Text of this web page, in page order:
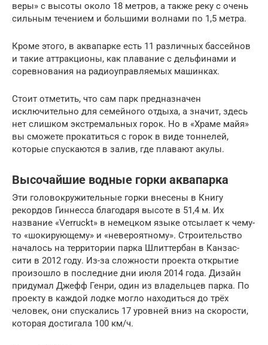
веры» с высоты около 18 метров, а также реку с очень
сильным течением и большими волнами по 1,5 метра.
Кроме этого, в аквапарке есть 11 различных бассейнов
и такие аттракционы, как плавание с дельфинами и
соревнования на радиоуправляемых машинках.
Стоит отметить, что сам парк предназначен
исключительно для семейного отдыха, а значит, здесь
нет слишком экстремальных горок. Но в «Храме майя»
вы сможете прокатиться с горок в виде тоннелей,
которые спускаются в залив, где плавают акулы.
Высочайшие водные горки аквапарка
Эти головокружительные горки внесены в Книгу
рекордов Гиннесса благодаря высоте в 51,4 м. Их
название «Verruckt» в немецком языке отсылает к чему-
то «шокирующему» и «невероятному». Строительство
началось на территории парка Шлиттербан в Канзас-
сити в 2012 году. Из-за сложности проекта открытие
произошло в последние дни июля 2014 года. Дизайн
придумал Джефф Генри, один из владельцев парка. По
проекту в каждой лодке могло находиться до трёх
человек, они спускались 17 уровней вниз на скорости,
которая достигала 100 км/ч.